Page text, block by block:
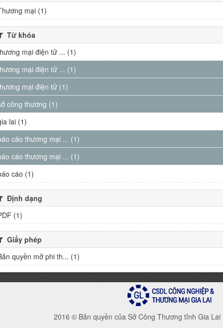
mại (1)
Từ khóa
mại điện tử ... (1)
mại điện tử ... (1)
mại điện tử (1)
công thương (1)
lai (1)
cáo thương mại ... (1)
cáo thương mại ... (1)
cáo (1)
Định dạng
(1)
Giấy phép
quyền mở phi th... (1)
2016 © Bản quyền của Sở Công Thương tỉnh Gia Lai